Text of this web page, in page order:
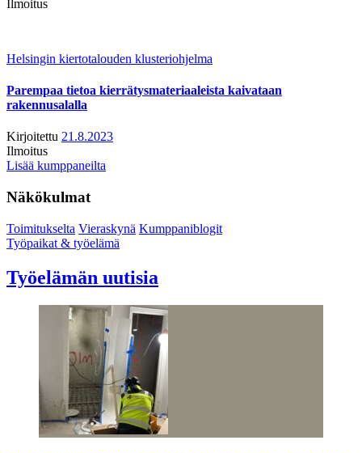
Ilmoitus
Helsingin kiertotalouden klusteriohjelma
Parempaa tietoa kierrätysmateriaaleista kaivataan
rakennusalalla
Kirjoitettu 21.8.2023
Ilmoitus
Lisää kumppaneilta
Näkökulmat
Toimitukselta Vieraskynä Kumppaniblogit
Työpaikat & työelämä
Työelämän uutisia